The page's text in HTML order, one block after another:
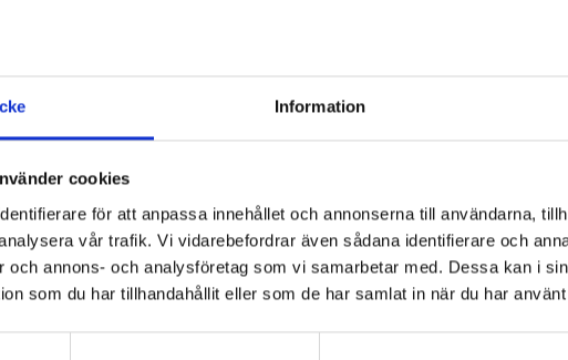
Information
cookies
för att anpassa innehållet och annonserna till användarna,
vår trafik. Vi vidarebefordrar även sådana identifierare och
och annons- och analysföretag som vi samarbetar med. Dessa kan i
som du har tillhandahållit eller som de har samlat in när du har